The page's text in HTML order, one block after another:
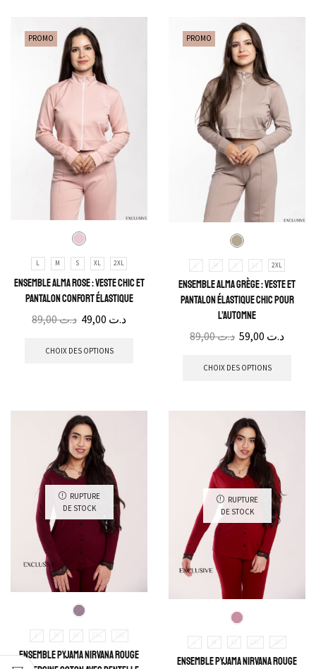
PROMO
L M S XL 2XL
Ensemble Alma Rose : Veste Chic et
Pantalon Confort Élastique
د.ت89,00 د.ت
CHOIX DES OPTIONS
PROMO
L M S XL 2XL
Ensemble Alma Grège : Veste et
Pantalon Élastique Chic pour
l’Automne
د.ت89,00 د.ت
CHOIX DES OPTIONS
RUPTURE
DE STOCK
L M XL 2XL 3XL
Ensemble Pyjama Nirvana Rouge
RUPTURE
DE STOCK
L M XL 2XL 3XL
Ensemble Pyjama Nirvana Rouge